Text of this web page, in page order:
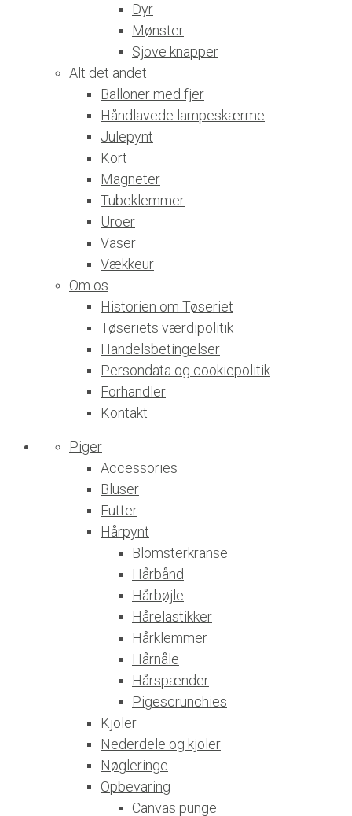
Dyr
Mønster
Sjove knapper
Alt det andet
Balloner med fjer
Håndlavede lampeskærme
Julepynt
Kort
Magneter
Tubeklemmer
Uroer
Vaser
Vækkeur
Om os
Historien om Tøseriet
Tøseriets værdipolitik
Handelsbetingelser
Persondata og cookiepolitik
Forhandler
Kontakt
Piger
Accessories
Bluser
Futter
Hårpynt
Blomsterkranse
Hårbånd
Hårbøjle
Hårelastikker
Hårklemmer
Hårnåle
Hårspænder
Pigescrunchies
Kjoler
Nederdele og kjoler
Nøgleringe
Opbevaring
Canvas punge